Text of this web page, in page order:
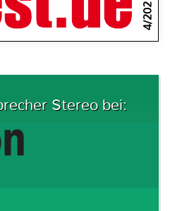
4/2021
Stereo bei: